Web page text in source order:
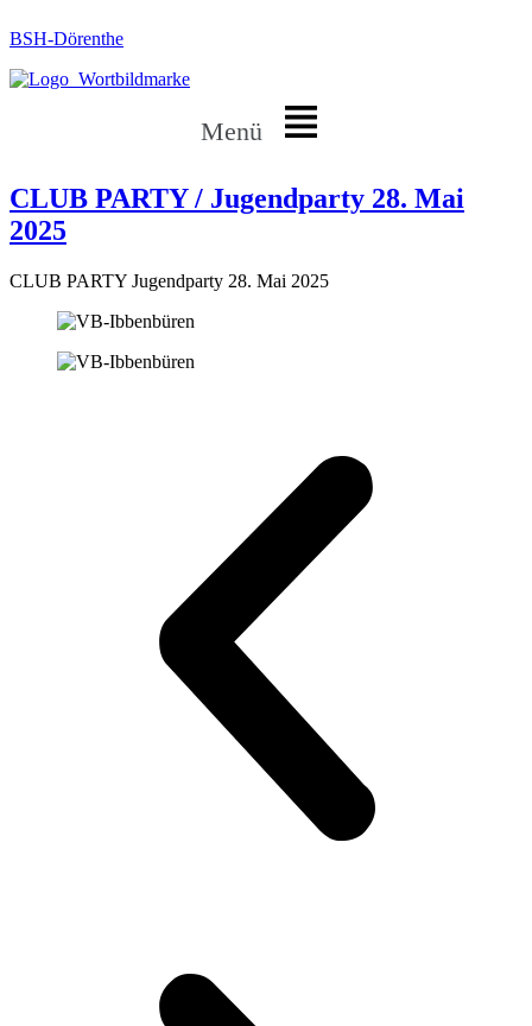
BSH-Dörenthe
Menü
CLUB PARTY / Jugendparty 28. Mai
2025
CLUB PARTY Jugendparty 28. Mai 2025